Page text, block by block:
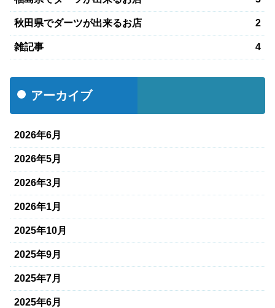
秋田県でダーツが出来るお店 2
雑記事 4
アーカイブ
2026年6月
2026年5月
2026年3月
2026年1月
2025年10月
2025年9月
2025年7月
2025年6月